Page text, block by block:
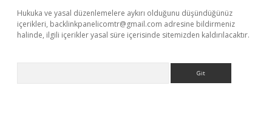
Hukuka ve yasal düzenlemelere aykırı olduğunu düşündüğünüz
içerikleri, backlinkpanelicomtr@gmail.com adresine bildirmeniz
halinde, ilgili içerikler yasal süre içerisinde sitemizden kaldırılacaktır.